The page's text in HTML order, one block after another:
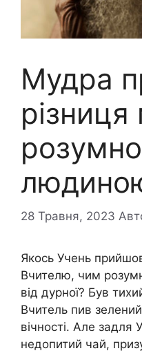
Мудра
різниця
28 Травня, 2023
Якось Учень
Вчителю, чим
від дурної? Був
Вчитель пив
вічності. Але задля
недопитий чай,